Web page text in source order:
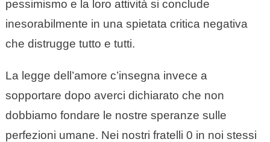
pessimismo e la loro attività si conclude
inesorabilmente in una spietata critica negativa
che distrugge tutto e tutti.
La legge dell’amore c’insegna invece a
sopportare dopo averci dichiarato che non
dobbiamo fondare le nostre speranze sulle
perfezioni umane. Nei nostri fratelli 0 in noi stessi